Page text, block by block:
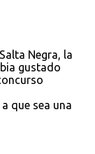
Negra, la
gustado
que sea una